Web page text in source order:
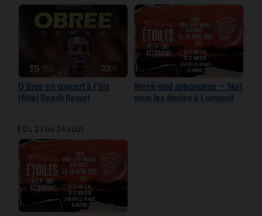
O’Bree en concert à l’Iris
Hôtel Beach Resort
Week-end astronomie – Nuit
sous les étoiles à Lompoul
Du 23 au 24 août